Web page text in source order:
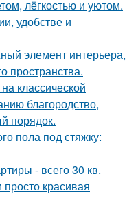
лёгкостью и уютом.
удобстве и
элемент интерьера,
пространства.
классической
благородство,
порядок.
пола под стяжку:
- всего 30 кв.
красивая